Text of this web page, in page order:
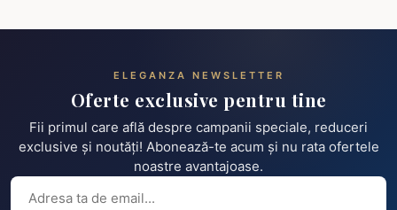
ELEGANZA NEWSLETTER
Oferte exclusive pentru tine
Fii primul care află despre campanii speciale, reduceri
exclusive și noutăți! Abonează-te acum și nu rata ofertele
noastre avantajoase.